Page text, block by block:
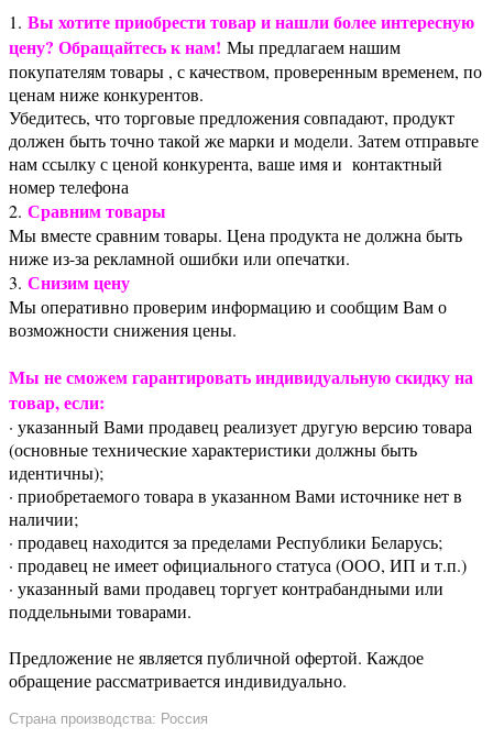
1. Вы хотите приобрести товар и нашли более интересную
цену? Обращайтесь к нам! Мы предлагаем нашим
покупателям товары , с качеством, проверенным временем, по
ценам ниже конкурентов.
Убедитесь, что торговые предложения совпадают, продукт
должен быть точно такой же марки и модели. Затем отправьте
нам ссылку с ценой конкурента, ваше имя и контактный
номер телефона
2. Сравним товары
Мы вместе сравним товары. Цена продукта не должна быть
ниже из-за рекламной ошибки или опечатки.
3. Снизим цену
Мы оперативно проверим информацию и сообщим Вам о
возможности снижения цены.
Мы не сможем гарантировать индивидуальную скидку на
товар, если:
· указанный Вами продавец реализует другую версию товара
(основные технические характеристики должны быть
идентичны);
· приобретаемого товара в указанном Вами источнике нет в
наличии;
· продавец находится за пределами Республики Беларусь;
· продавец не имеет официального статуса (ООО, ИП и т.п.)
· указанный вами продавец торгует контрабандными или
поддельными товарами.
Предложение не является публичной офертой. Каждое
обращение рассматривается индивидуально.
Страна производства: Россия